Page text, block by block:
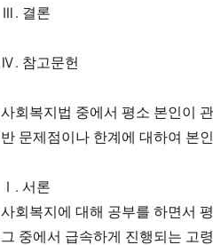
Ⅲ. 결론
Ⅳ. 참고문헌
사회복지법 중에서 평소 본인이
반 문제점이나 한계에 대하여 본
Ⅰ. 서론
사회복지에 대해 공부를 하면서
그 중에서 급속하게 진행되는 고